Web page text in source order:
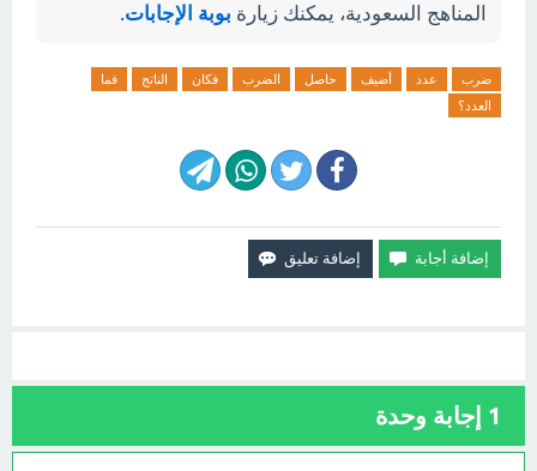
المناهج السعودية، يمكنك زيارة بوبة الإجابات.
ضرب عدد أضيف حاصل الضرب فكان الناتج
فما
العدد؟
1 إجابة وحدة